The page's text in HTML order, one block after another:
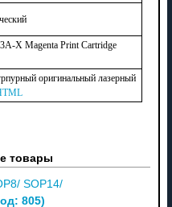
X Magenta Print Cartridge
оригинальный лазерный
товары
SOP14/
805)